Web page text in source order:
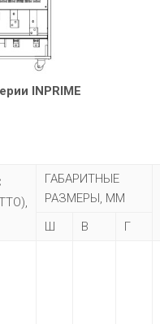
INPRIME
ГАБАРИТНЫЕ
РАЗМЕРЫ, ММ
Ш
В Г